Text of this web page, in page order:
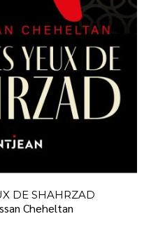
DE SHAHRZAD
Cheheltan